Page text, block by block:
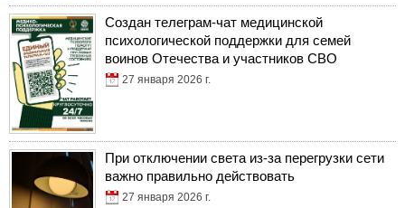
Создан телеграм-чат медицинской
психологической поддержки для семей
воинов Отечества и участников СВО
27 января 2026 г.
При отключении света из-за перегрузки сети
важно правильно действовать
27 января 2026 г.